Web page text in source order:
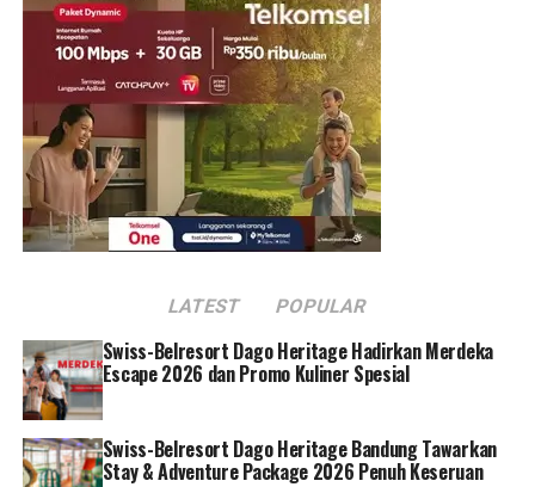
Menurut Arif, semakin singkat waktu sandar kapal,
semakin lancar pula arus barang yang bergerak dari dan
menuju pelabuhan.
Efek lanjutannya adalah peningkatan frekuensi
pelayaran, yang secara bertahap dapat menurunkan
biaya logistik karena beban operasional kapal tersebar
pada lebih banyak perjalanan.
distribusi barang, baik untuk kebutuhan domestik
Namun, proses transformasi tersebut tidak berjalan
seragam di seluruh pelabuhan. Ada pelabuhan yang
menunjukkan hasil signifikan, sementara sebagian
lainnya masih berada dalam tahap penyesuaian.
LATEST POPULAR
Swiss-Belresort Dago Heritage Hadirkan Merdeka
Escape 2026 dan Promo Kuliner Spesial
Swiss-Belresort Dago Heritage Bandung Tawarkan
Stay & Adventure Package 2026 Penuh Keseruan